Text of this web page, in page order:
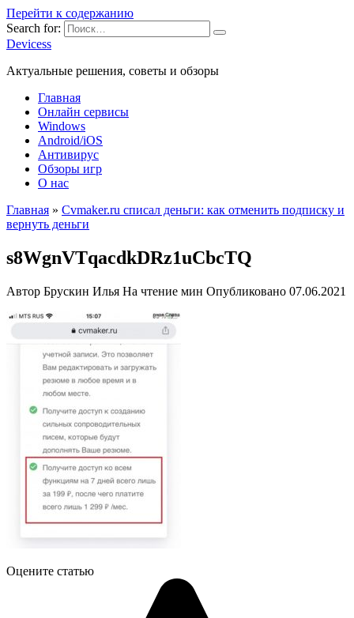
Перейти к содержанию
Search for:
Devicess
Актуальные решения, советы и обзоры
Главная
Онлайн сервисы
Windows
Android/iOS
Антивирус
Обзоры игр
О нас
Главная » Cvmaker.ru списал деньги: как отменить подписку и
вернуть деньги
s8WgnVTqacdkDRz1uCbcTQ
Автор Брускин Илья На чтение мин Опубликовано 07.06.2021
Оцените статью